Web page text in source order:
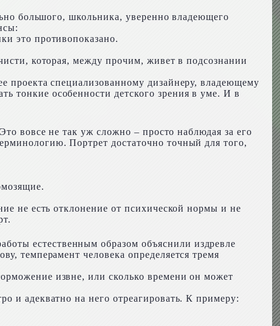
большого, школьника, уверенно владеющего
это противопоказано.
которая, между прочим, живет в подсознании
проекта специализованному дизайнеру, владеющему
тонкие особенности детского зрения в уме. И в
вовсе не так уж сложно – просто наблюдая за его
Портрет достаточно точный для того,
не есть отклонение от психической нормы и не
естественным образом объяснили издревле
темперамент человека определяется тремя
извне, или сколько времени он может
и адекватно на него отреагировать. К примеру: